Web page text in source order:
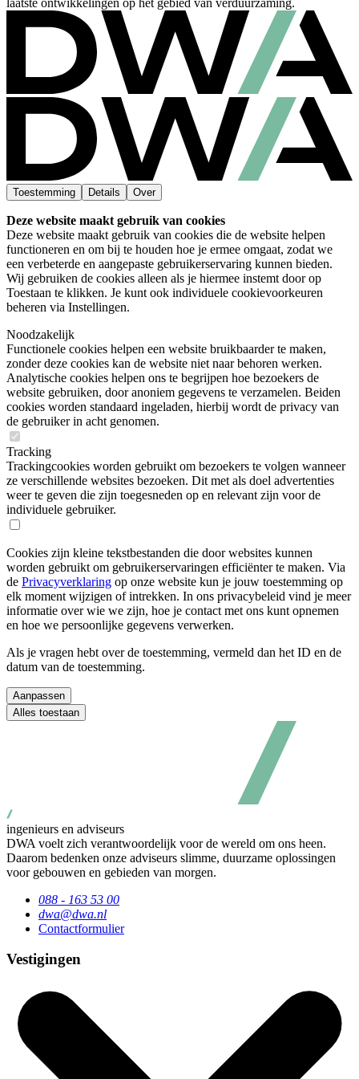
laatste ontwikkelingen op het gebied van verduurzaming.
Toestemming Details Over
Deze website maakt gebruik van cookies
Deze website maakt gebruik van cookies die de website helpen
functioneren en om bij te houden hoe je ermee omgaat, zodat we
een verbeterde en aangepaste gebruikerservaring kunnen bieden.
Wij gebruiken de cookies alleen als je hiermee instemt door op
Toestaan te klikken. Je kunt ook individuele cookievoorkeuren
beheren via Instellingen.
Noodzakelijk
Functionele cookies helpen een website bruikbaarder te maken,
zonder deze cookies kan de website niet naar behoren werken.
Analytische cookies helpen ons te begrijpen hoe bezoekers de
website gebruiken, door anoniem gegevens te verzamelen. Beiden
cookies worden standaard ingeladen, hierbij wordt de privacy van
de gebruiker in acht genomen.
Tracking
Trackingcookies worden gebruikt om bezoekers te volgen wanneer
ze verschillende websites bezoeken. Dit met als doel advertenties
weer te geven die zijn toegesneden op en relevant zijn voor de
individuele gebruiker.
Cookies zijn kleine tekstbestanden die door websites kunnen
worden gebruikt om gebruikerservaringen efficiënter te maken. Via
de Privacyverklaring op onze website kun je jouw toestemming op
elk moment wijzigen of intrekken. In ons privacybeleid vind je meer
informatie over wie we zijn, hoe je contact met ons kunt opnemen
en hoe we persoonlijke gegevens verwerken.
Als je vragen hebt over de toestemming, vermeld dan het ID en de
datum van de toestemming.
Aanpassen
Alles toestaan
ingenieurs en adviseurs
DWA voelt zich verantwoordelijk voor de wereld om ons heen.
Daarom bedenken onze adviseurs slimme, duurzame oplossingen
voor gebouwen en gebieden van morgen.
088 - 163 53 00
dwa@dwa.nl
Contactformulier
Vestigingen